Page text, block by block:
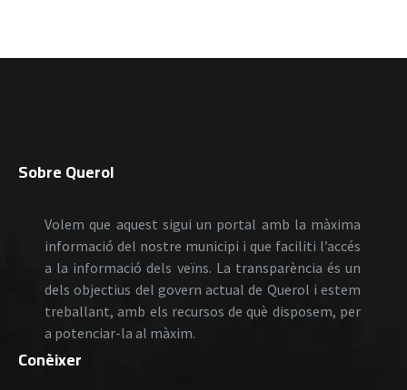
Sobre Querol
Volem que aquest sigui un portal amb la màxima
informació del nostre municipi i que faciliti l’accés
a la informació dels veïns. La transparència és un
dels objectius del govern actual de Querol i estem
treballant, amb els recursos de què disposem, per
a potenciar-la al màxim.
Conèixer